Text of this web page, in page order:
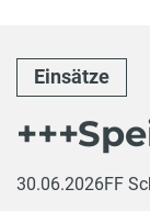
Einsätze
30.06.2026FF